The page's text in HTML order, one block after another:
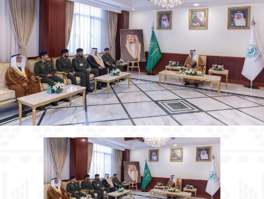
مسؤوليته المجتمعية واهتمامه بهذه الفئة الغالية
وأكد سموّه أن ما توليه القيادة الرشيدة -حفظها الله- من رعاية